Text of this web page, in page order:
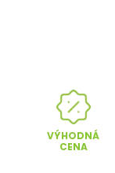
VÝHODNÁ
CENA